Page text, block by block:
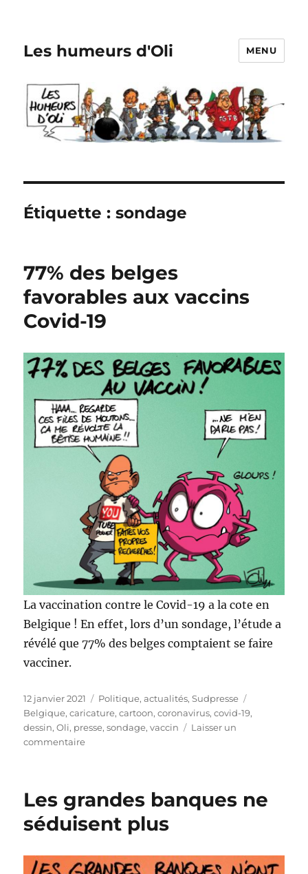
Les humeurs d'Oli MENU
Étiquette :sondage
77% des belges
favorables aux vaccins
Covid-19
La vaccination contre le Covid-19 a la cote en
Belgique ! En effet, lors d’un sondage, l’étude a
révélé que 77% des belges comptaient se faire
vacciner.
Publié
le
12 janvier 2021 Catégories
Politique, actualités,Sudpresse
Belgique,caricature,cartoon,coronavirus,covid-19,
dessin,Oli, presse,sondage,vaccin
Laisser un
commentairesur
favorables
vaccins
19
Les grandes banques ne
séduisent plus